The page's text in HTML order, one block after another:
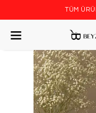
TÜM